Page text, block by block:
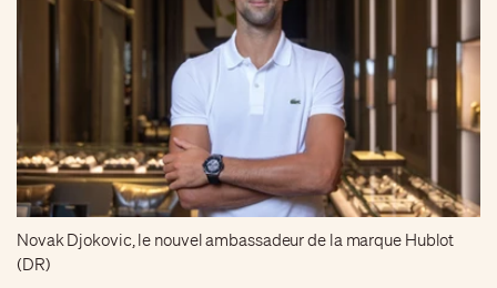
Novak Djokovic, le nouvel ambassadeur de la marque Hublot
(DR)